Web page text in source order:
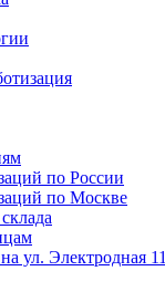
по России
по Москве
ул. Электродная 11